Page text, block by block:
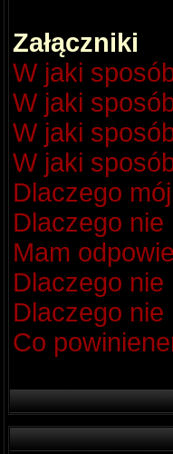
Załączniki
W jaki
W jaki
W jaki
W jaki
Dlaczego
Dlaczego nie
Mam
Dlaczego nie
Dlaczego nie
Co